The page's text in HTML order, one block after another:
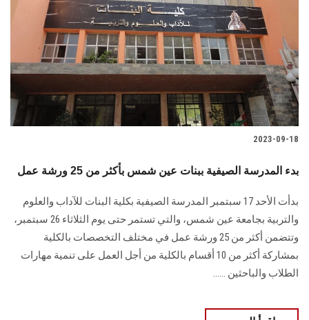
2023-09-18
بدء المدرسة الصيفية ببنات عين شمس بأكثر من 25 ورشة عمل
بدأت الأحد 17 سبتمبر المدرسة الصيفية بكلية البنات للآداب والعلوم
والتربية بجامعة عين شمس، والتي تستمر حتى يوم الثلاثاء 26 سبتمبر،
وتتضمن أكثر من 25 ورشة عمل في مختلف التخصصات بالكلية
بمشاركة أكثر من 10 أقسام بالكلية من أجل العمل على تنمية مهارات
الطلاب والباحثين ......